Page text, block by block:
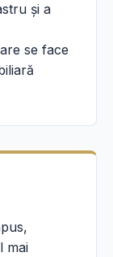
și a
se face
mai